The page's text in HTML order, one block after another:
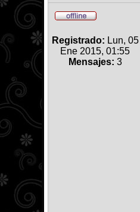
Registrado: Lun, 05
Ene 2015, 01:55
Mensajes: 3